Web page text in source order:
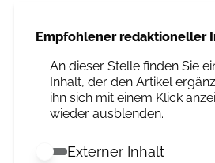
Empfohlener redaktioneller
An dieser Stelle finden Sie
Inhalt, der den Artikel
ihn sich mit einem Klick
wieder ausblenden.
Externer Inhalt erlauben
Externer Inhalt